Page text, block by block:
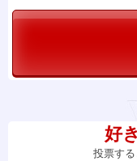
好
投票す